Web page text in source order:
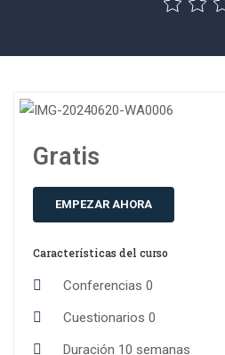
Gratis
EMPEZAR AHORA
Características del curso
Conferencias 0
Cuestionarios 0
Duración 10 semanas